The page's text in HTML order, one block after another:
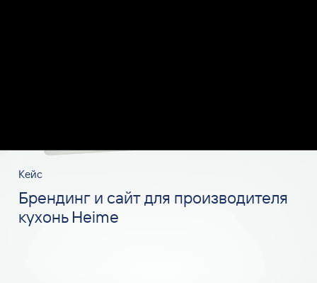
Кейс
Брендинг и сайт для производителя
кухонь Heime